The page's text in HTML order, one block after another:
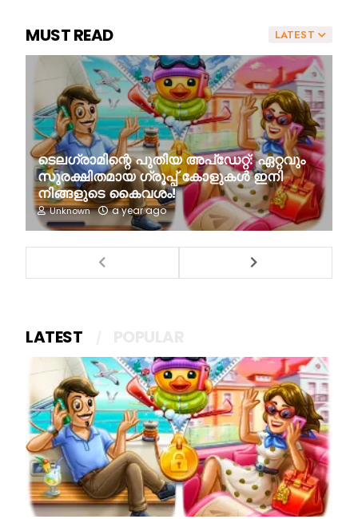
LATEST
MUST READ
ടെലഗ്രാമിന്റെ പുതിയ അപ്‌ഡേറ്റ്: ഏറ്റവും
സുരക്ഷിതമായ ഗ്രൂപ്പ് കോളുകൾ ഇനി
നിങ്ങളുടെ കൈവശം!
Unknown a year ago
LATEST